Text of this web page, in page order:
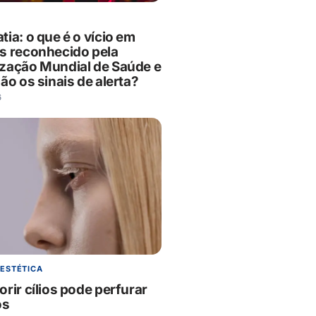
o que é o vício em
reconhecido pela
Mundial de Saúde e
os sinais de alerta?
cílios pode perfurar